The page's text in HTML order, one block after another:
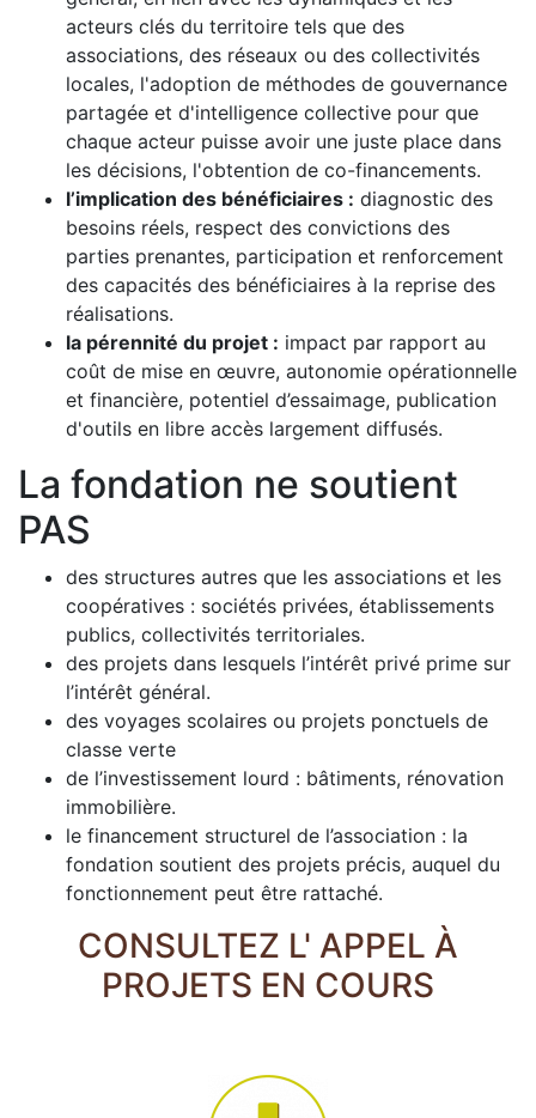
acteurs clés du territoire tels que des
associations, des réseaux ou des collectivités
locales, l'adoption de méthodes de gouvernance
partagée et d'intelligence collective pour que
chaque acteur puisse avoir une juste place dans
les décisions, l'obtention de co-financements.
l’implication des bénéficiaires : diagnostic des
besoins réels, respect des convictions des
parties prenantes, participation et renforcement
des capacités des bénéficiaires à la reprise des
réalisations.
la pérennité du projet : impact par rapport au
coût de mise en œuvre, autonomie opérationnelle
et financière, potentiel d’essaimage, publication
d'outils en libre accès largement diffusés.
La fondation ne soutient
PAS
des structures autres que les associations et les
coopératives : sociétés privées, établissements
publics, collectivités territoriales.
des projets dans lesquels l’intérêt privé prime sur
l’intérêt général.
des voyages scolaires ou projets ponctuels de
classe verte
de l’investissement lourd : bâtiments, rénovation
immobilière.
le financement structurel de l’association : la
fondation soutient des projets précis, auquel du
fonctionnement peut être rattaché.
CONSULTEZ L' APPEL À
PROJETS EN COURS